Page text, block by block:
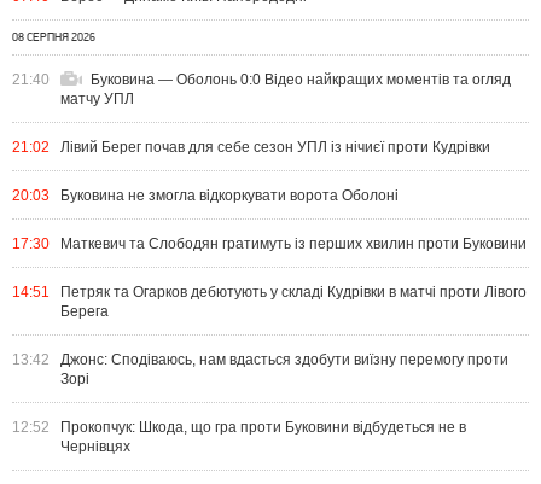
08 СЕРПНЯ 2026
21:40
Буковина — Оболонь 0:0 Відео найкращих моментів та огляд
матчу УПЛ
21:02 Лівий Берег почав для себе сезон УПЛ із нічиєї проти Кудрівки
20:03 Буковина не змогла відкоркувати ворота Оболоні
17:30 Маткевич та Слободян гратимуть із перших хвилин проти Буковини
14:51
Петряк та Огарков дебютують у складі Кудрівки в матчі проти Лівого
Берега
13:42
Джонс: Сподіваюсь, нам вдасться здобути виїзну перемогу проти
Зорі
12:52
Прокопчук: Шкода, що гра проти Буковини відбудеться не в
Чернівцях